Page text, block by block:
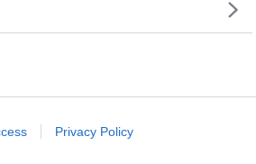
Privacy Policy
Le notizie di oggi
Letti della settimana
IL